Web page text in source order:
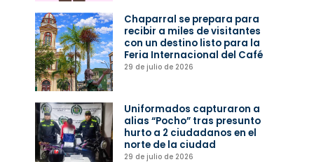
Chaparral se prepara para
recibir a miles de visitantes
con un destino listo para la
Feria Internacional del Café
29 de julio de 2026
Uniformados capturaron a
alias “Pocho” tras presunto
hurto a 2 ciudadanos en el
norte de la ciudad
29 de julio de 2026